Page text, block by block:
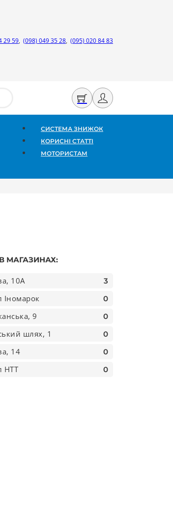
29 59, (098) 049 35 28, (095) 020 84 83
СИСТЕМА ЗНИЖОК
КОРИСНІ СТАТТІ
МОТОРИСТАМ
МАГАЗИНАХ:
10А 3
Іномарок 0
9 0
шлях, 1 0
14 0
НТТ 0